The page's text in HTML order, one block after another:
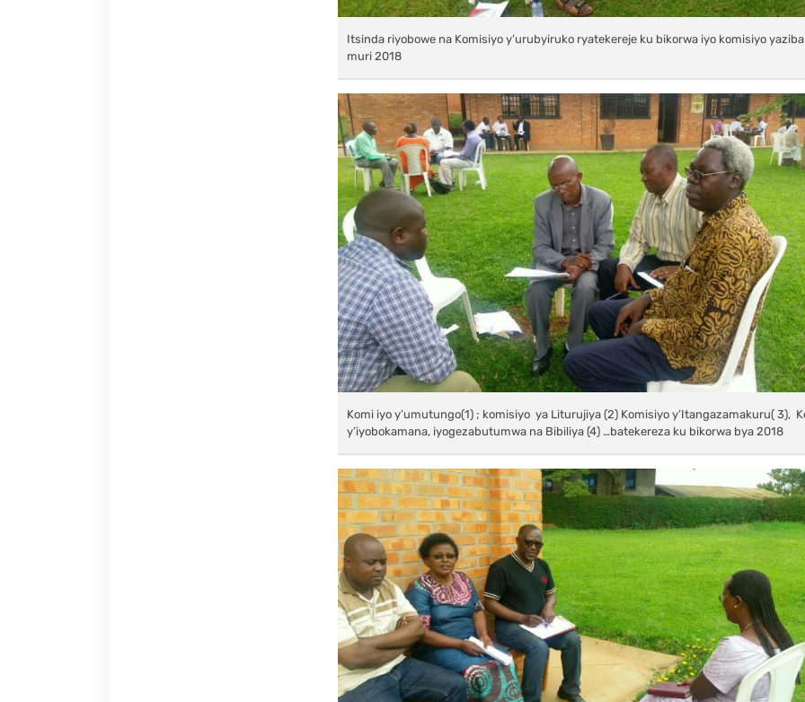
Itsinda riyobowe na Komisiyo y’urubyiruko ryatekereje ku bikorwa iyo komisiyo
muri 2018
Komi iyo y’umutungo(1) ; komisiyo ya Liturujiya (2) Komisiyo y’Itangazamakuru( 3),
y’iyobokamana, iyogezabutumwa na Bibiliya (4) …batekereza ku bikorwa bya 2018